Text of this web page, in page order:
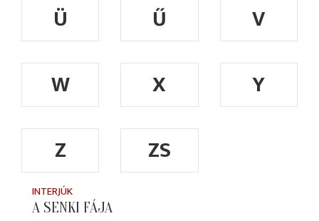
Ü
Ű
V
W
X
Y
Z
ZS
INTERJÚK
A SENKI FÁJA